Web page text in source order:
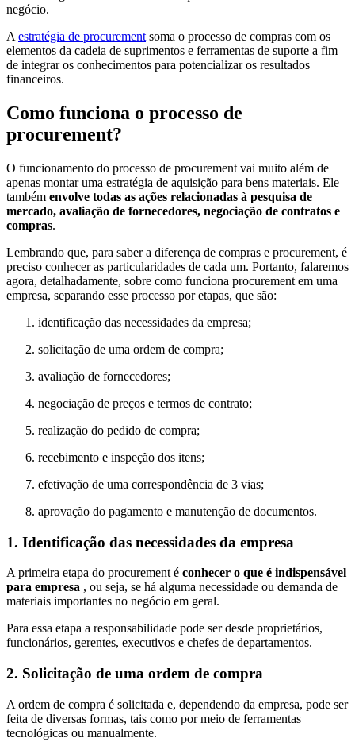
negócio.
A estratégia de procurement soma o processo de compras com os
elementos da cadeia de suprimentos e ferramentas de suporte a fim
de integrar os conhecimentos para potencializar os resultados
financeiros.
Como funciona o processo de
procurement?
O funcionamento do processo de procurement vai muito além de
apenas montar uma estratégia de aquisição para bens materiais. Ele
também envolve todas as ações relacionadas à pesquisa de
mercado, avaliação de fornecedores, negociação de contratos e
compras.
Lembrando que, para saber a diferença de compras e procurement, é
preciso conhecer as particularidades de cada um. Portanto, falaremos
agora, detalhadamente, sobre como funciona procurement em uma
empresa, separando esse processo por etapas, que são:
identificação das necessidades da empresa;
solicitação de uma ordem de compra;
avaliação de fornecedores;
negociação de preços e termos de contrato;
realização do pedido de compra;
recebimento e inspeção dos itens;
efetivação de uma correspondência de 3 vias;
aprovação do pagamento e manutenção de documentos.
1. Identificação das necessidades da empresa
A primeira etapa do procurement é conhecer o que é indispensável
para empresa , ou seja, se há alguma necessidade ou demanda de
materiais importantes no negócio em geral.
Para essa etapa a responsabilidade pode ser desde proprietários,
funcionários, gerentes, executivos e chefes de departamentos.
2. Solicitação de uma ordem de compra
A ordem de compra é solicitada e, dependendo da empresa, pode ser
feita de diversas formas, tais como por meio de ferramentas
tecnológicas ou manualmente.